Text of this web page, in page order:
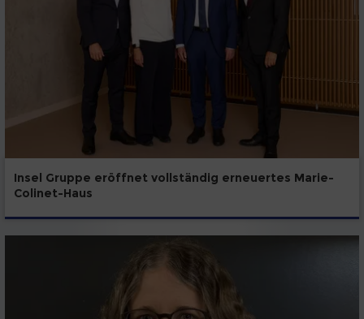
Insel Gruppe eröffnet vollständig erneuertes Marie-
Colinet-Haus